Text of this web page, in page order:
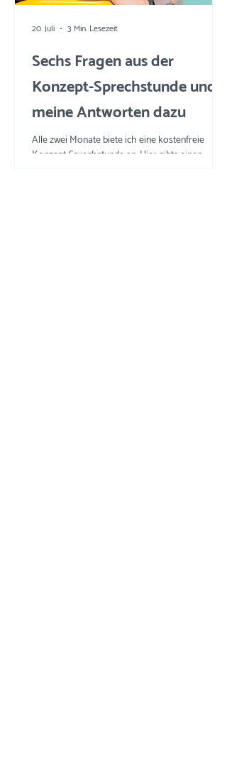
Sechs Fragen aus der
Konzept-Sprechstunde und
meine Antworten dazu
Alle zwei Monate biete ich eine kostenfreie
Konzept-Sprechstunde an. Hier gibts einen
20. Juli 3 Min. Lesezeit